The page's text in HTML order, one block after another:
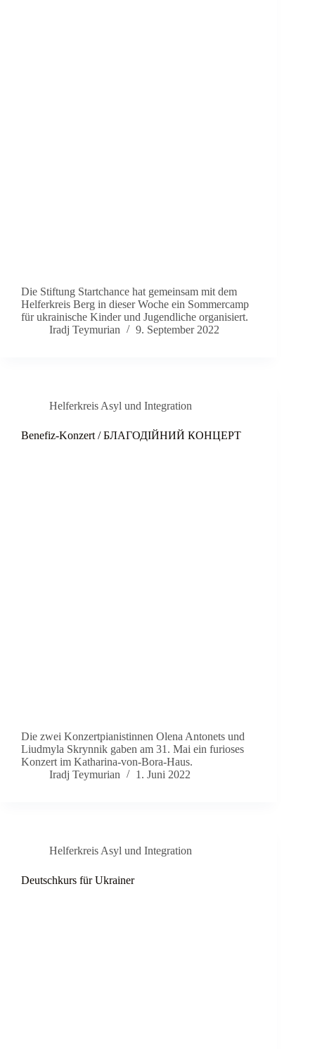
Die Stiftung Startchance hat gemeinsam mit dem
Helferkreis Berg in dieser Woche ein Sommercamp
für ukrainische Kinder und Jugendliche organisiert.
Iradj Teymurian
9. September 2022
Helferkreis Asyl und Integration
Benefiz-Konzert / БЛАГОДІЙНИЙ КОНЦЕРТ
Die zwei Konzertpianistinnen Olena Antonets und
Liudmyla Skrynnik gaben am 31. Mai ein furioses
Konzert im Katharina-von-Bora-Haus.
Iradj Teymurian
1. Juni 2022
Helferkreis Asyl und Integration
Deutschkurs für Ukrainer